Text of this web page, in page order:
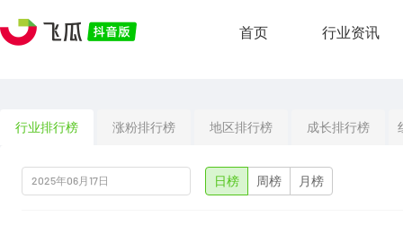
首页 行业资讯
行业排行榜 涨粉排行榜 地区排行榜 成长排行榜
日榜 周榜 月榜